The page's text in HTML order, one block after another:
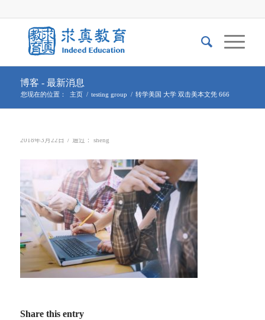
博客 - 最新消息
您现在的位置： 主页 / testing group / 转学美国 大学 双击美本文凭 666
2018年3月22日 / 通过： sheng
Share this entry